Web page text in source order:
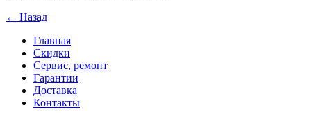
← Назад
Главная
Скидки
Сервис, ремонт
Гарантии
Доставка
Контакты